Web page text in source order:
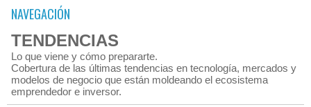
NAVEGACIÓN
TENDENCIAS
Lo que viene y cómo prepararte.
Cobertura de las últimas tendencias en tecnología, mercados y
modelos de negocio que están moldeando el ecosistema
emprendedor e inversor.